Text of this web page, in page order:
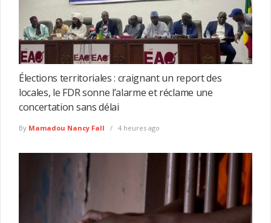
Élections territoriales : craignant un report des
locales, le FDR sonne l’alarme et réclame une
concertation sans délai
By Mamadou Nancy Fall 4 heures ago